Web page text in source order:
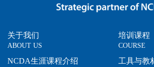
关于我们
ABOUT US
NCDA生涯课程介绍
培训课程
COURSE
工具与教